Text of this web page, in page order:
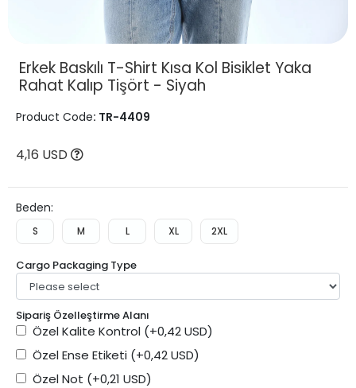
Erkek Baskılı T-Shirt Kısa Kol Bisiklet Yaka
Rahat Kalıp Tişört - Siyah
Product Code: TR-4409
4,16 USD
Beden:
S M L XL 2XL
Cargo Packaging Type
Sipariş Özelleştirme Alanı
Özel Kalite Kontrol (+0,42 USD)
Özel Ense Etiketi (+0,42 USD)
Özel Not (+0,21 USD)